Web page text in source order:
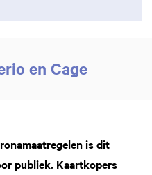
en Cage
is dit
publiek. Kaartkopers